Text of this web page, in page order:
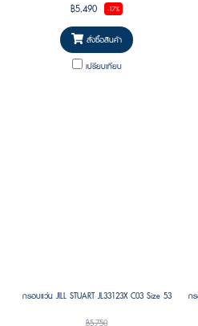
฿5,490 -17%
สั่งซื้อสินค้า
เปรียบเทียบ
กรอบแว่น JILL STUART JL33123X C03 Size 53
ก